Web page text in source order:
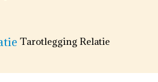
Tarotlegging Relatie